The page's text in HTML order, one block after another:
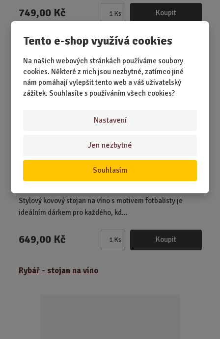
Tento e-shop využívá cookies
Na našich webových stránkách používáme soubory
cookies. Některé z nich jsou nezbytné, zatímco jiné
nám pomáhají vylepšit tento web a váš uživatelský
zážitek. Souhlasíte s používáním všech cookies?
Nastavení
Jen nezbytné
Souhlasím
749,00 Kč
Z
ě
i
t
p
o
Ks Koupit
Stojan na víno - Fotbalista
Stylový kovový stojan na víno s motivem fotbalisty je
ideálním dárkem pro každého, kd...
649,00 Kč
Z
Ks Koupit
Rybář - stojan na víno